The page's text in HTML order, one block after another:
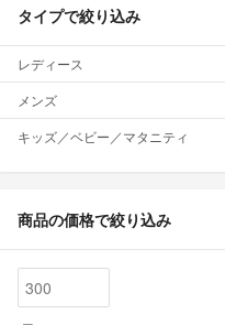
タイプで絞り込み
レディース
メンズ
キッズ／ベビー／マタニティ
商品の価格で絞り込み